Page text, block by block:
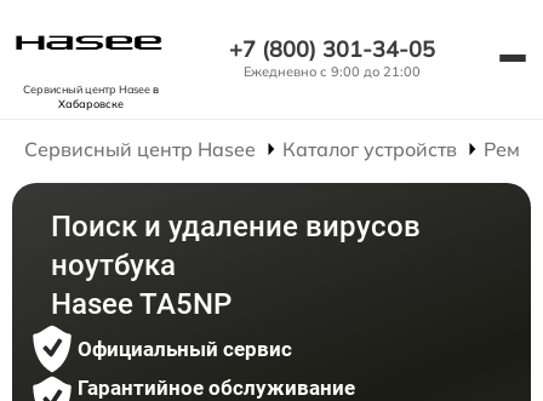
Сервисный центр Haseeв
Хабаровске
+7 (800) 301-34-05
Ежедневно с 9:00 до 21:00
Сервисный центр Hasee Каталог устройств
Поиск и удаление вирусов
ноутбука
Hasee TA5NP
Официальный сервис
Гарантийное обслуживание